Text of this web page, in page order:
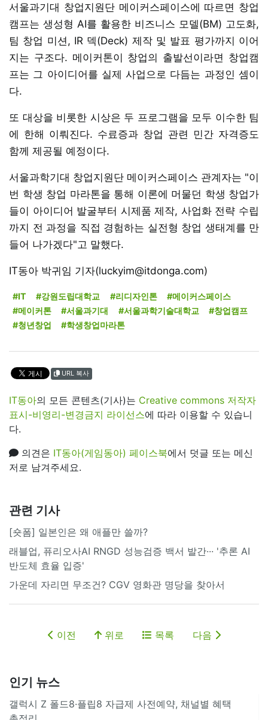
서울과기대 창업지원단 메이커스페이스에 따르면 창업
캠프는 생성형 AI를 활용한 비즈니스 모델(BM) 고도화,
팀 창업 미션, IR 덱(Deck) 제작 및 발표 평가까지 이어
지는 구조다. 메이커톤이 창업의 출발선이라면 창업캠
프는 그 아이디어를 실제 사업으로 다듬는 과정인 셈이
다.
또 대상을 비롯한 시상은 두 프로그램을 모두 이수한 팀
에 한해 이뤄진다. 수료증과 창업 관련 민간 자격증도
함께 제공될 예정이다.
서울과학기대 창업지원단 메이커스페이스 관계자는 "이
번 학생 창업 마라톤을 통해 이론에 머물던 학생 창업가
들이 아이디어 발굴부터 시제품 제작, 사업화 전략 수립
까지 전 과정을 직접 경험하는 실전형 창업 생태계를 만
들어 나가겠다"고 말했다.
IT동아 박귀임 기자(luckyim@itdonga.com)
#IT #강원도립대학교 #리디자인톤
#메이커스페이스
#메이커톤
#서울과기대 #서울과학기술대학교
#창업캠프
#청년창업
#학생창업마라톤
URL 복사
IT동아의 모든 콘텐츠(기사)는 Creative commons 저작자
표시-비영리-변경금지 라이선스에 따라 이용할 수 있습니
다.
의견은 IT동아(게임동아) 페이스북에서 덧글 또는 메신
저로 남겨주세요.
관련 기사
[숏폼] 일본인은 왜 애플만 쓸까?
래블업, 퓨리오사AI RNGD 성능검증 백서 발간··· '추론 AI
반도체 효율 입증'
가운데 자리면 무조건? CGV 영화관 명당을 찾아서
이전 위로 목록 다음
인기 뉴스
갤럭시 Z 폴드8·플립8 자급제 사전예약, 채널별 혜택